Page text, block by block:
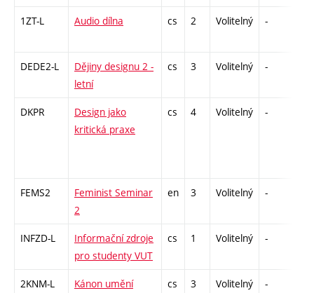
1ZT-L Audio dílna cs 2 Volitelný -
DEDE2-L
Dějiny designu 2 -
letní
cs 3 Volitelný -
DKPR
Design jako
kritická praxe
cs 4 Volitelný -
FEMS2
Feminist Seminar
2
en 3 Volitelný -
INFZD-L
Informační zdroje
pro studenty VUT
cs 1 Volitelný -
2KNM-L
Kánon umění
cs 3 Volitelný -